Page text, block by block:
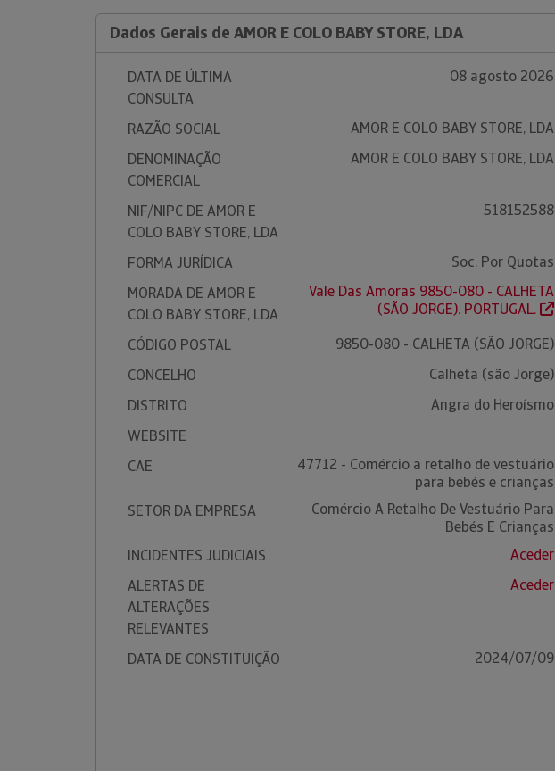
Dados Gerais de AMOR E COLO BABY STORE, LDA
DATA DE ÚLTIMA
CONSULTA
08 agosto 2026
RAZÃO SOCIAL
AMOR E COLO BABY STORE, LDA
DENOMINAÇÃO
COMERCIAL
AMOR E COLO BABY STORE, LDA
NIF/NIPC DE AMOR E
COLO BABY STORE, LDA
518152588
FORMA JURÍDICA
Soc. Por Quotas
MORADA DE AMOR E
COLO BABY STORE, LDA
Vale Das Amoras 9850-080 - CALHETA
(SÃO JORGE). PORTUGAL.
CÓDIGO POSTAL
9850-080 - CALHETA (SÃO JORGE)
CONCELHO
Calheta (são Jorge)
DISTRITO
Angra do Heroísmo
WEBSITE
CAE
47712 - Comércio a retalho de vestuário
para bebés e crianças
SETOR DA EMPRESA
Comércio A Retalho De Vestuário Para
Bebés E Crianças
INCIDENTES JUDICIAIS
Aceder
ALERTAS DE
ALTERAÇÕES
RELEVANTES
Aceder
DATA DE CONSTITUIÇÃO 2024/07/09